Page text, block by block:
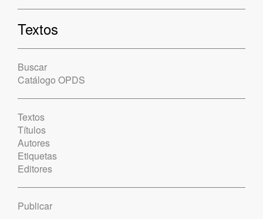
Textos
Buscar
Catálogo OPDS
Textos
Títulos
Autores
Etiquetas
Editores
Publicar